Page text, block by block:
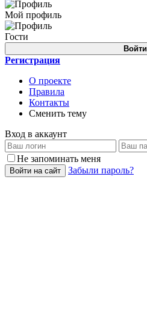
Мой профиль
Гости
Войти
Регистрация
О проекте
Правила
Контакты
Сменить тему
Вход в аккаунт
Не запоминать меня
Войти на сайт Забыли пароль?